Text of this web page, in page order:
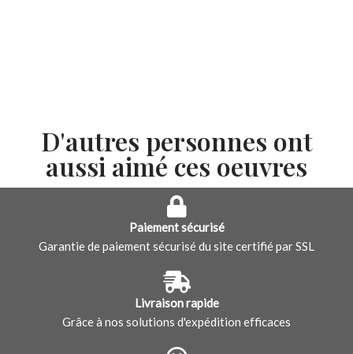
D'autres personnes ont
aussi aimé ces oeuvres
Paiement sécurisé
Garantie de paiement sécurisé du site certifié par SSL
Livraison rapide
Grâce à nos solutions d'expédition efficaces